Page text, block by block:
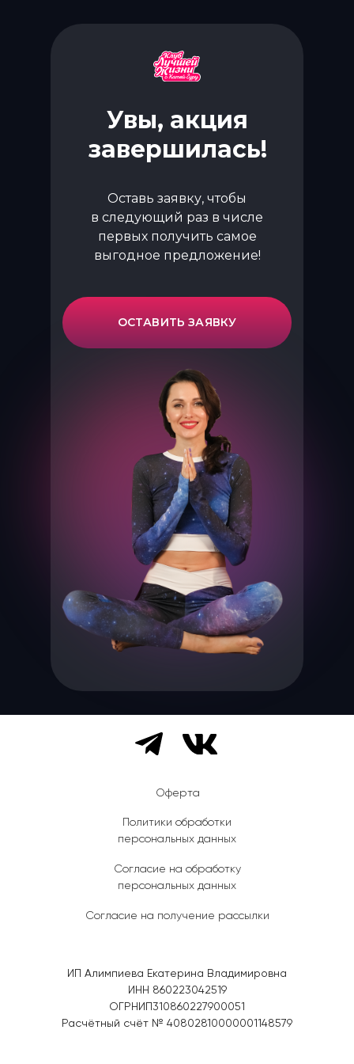
Увы, акция
завершилась!
Оставь заявку, чтобы
в следующий раз в числе
первых получить самое
выгодное предложение!
ОСТАВИТЬ ЗАЯВКУ
Политики обработки
персональных данных
Согласие на обработку
персональных данных
Согласие на получение рассылки
ИП Алимпиева Екатерина Владимировна
ИНН 860223042519
ОГРНИП310860227900051
Расчётный счёт № 40802810000001148579
Оферта